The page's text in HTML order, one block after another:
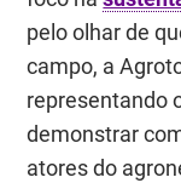
pelo olhar de
campo, a
representando
demonstrar
atores do